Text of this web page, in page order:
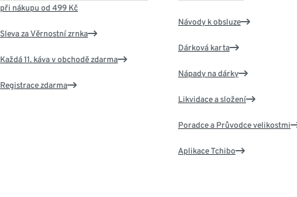
při nákupu od 499 Kč
Sleva za Věrnostní zrnka
Každá 11. káva v obchodě zdarma
Registrace zdarma
Návody k obsluze
Dárková karta
Nápady na dárky
Likvidace a složení
Poradce a Průvodce velikostmi
Aplikace Tchibo